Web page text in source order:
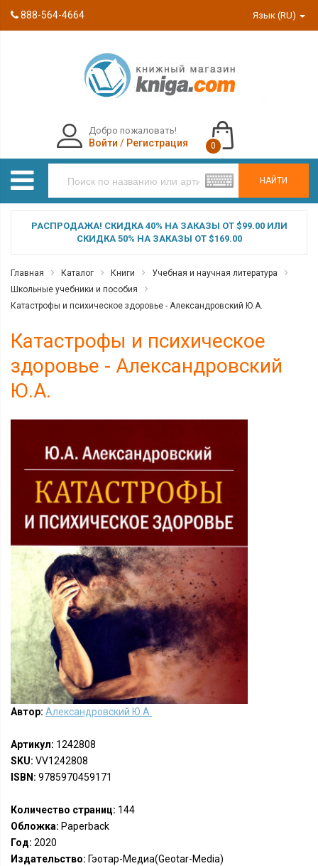
888-564-4664 Язык (RU)
НАЙТИ
Добро пожаловать!
Войти / Регистрация 0
РАСПРОДАЖА! СКИДКА 40% НА ЗАКАЗЫ ОТ $99.00 ИЛИ
СКИДКА 50% НА ЗАКАЗЫ ОТ $169.00
Главная Каталог Книги
Учебная и научная литература
Школьные учебники и пособия
Катастрофы и психическое здоровье - Александровский Ю.А.
Катастрофы и психическое
здоровье - Александровский
Ю.А.
Автор: Александровский Ю.А.
Артикул: 1242808
SKU: VV1242808
ISBN: 9785970459171
Количество страниц: 144
Обложка: Paperback
Год: 2020
Издательство: Гэотар-Медиа(Geotar-Media)